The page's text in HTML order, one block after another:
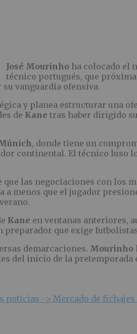
José Mourinho ha colocado el
técnico portugués, que
vanguardia ofensiva.
y planea estructurar una
de Kane tras haber dirigido
, donde tiene un
continental. El técnico luso
que las negociaciones con los
a menos que el jugador
Kane en ventanas anteriores,
preparador que exige
demarcaciones. Mourinho
del inicio de la pretemporada
noticias -> Mercado de fichajes